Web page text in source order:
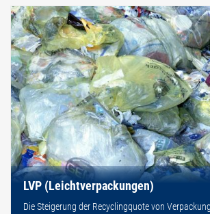
LVP (Leichtverpackungen)
Die Steigerung der Recyclingquote von